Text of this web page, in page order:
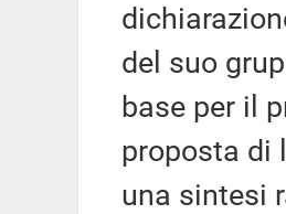
del suo
base per il
proposta di
una sintesi